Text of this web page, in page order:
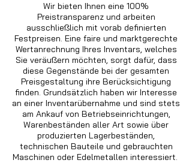
Wir bieten Ihnen eine 100%
Preistransparenz und arbeiten
ausschließlich mit vorab definierten
Festpreisen. Eine faire und marktgerechte
Wertanrechnung Ihres Inventars, welches
Sie veräußern möchten, sorgt dafür, dass
diese Gegenstände bei der gesamten
Preisgestaltung ihre Berücksichtigung
finden. Grundsätzlich haben wir Interesse
an einer Inventarübernahme und sind stets
am Ankauf von Betriebseinrichtungen,
Warenbeständen aller Art sowie über
produzierten Lagerbeständen,
technischen Bauteile und gebrauchten
Maschinen oder Edelmetallen interessiert.